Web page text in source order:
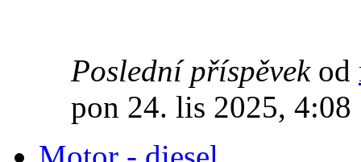
Poslední příspěvekod
pon 24. lis 2025, 4:08